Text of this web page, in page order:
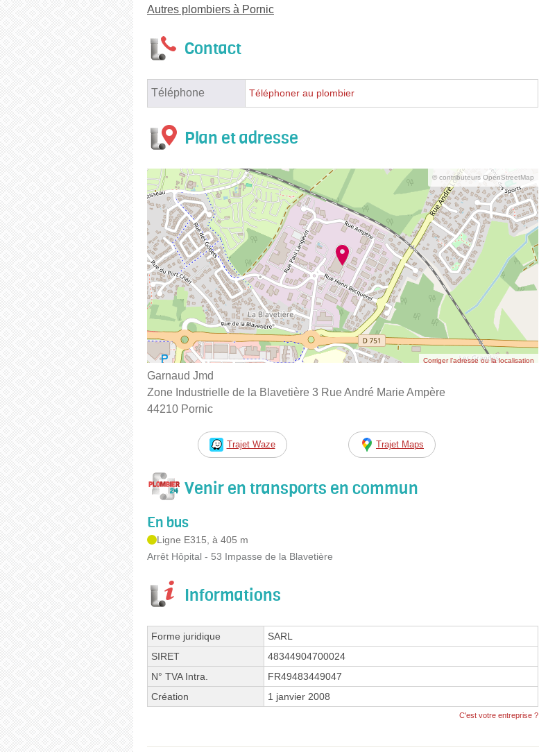
Autres plombiers à Pornic
Contact
Téléphone Téléphoner au plombier
Plan et adresse
© contributeurs OpenStreetMap
Corriger l’adresse ou la localisation
Garnaud Jmd
Zone Industrielle de la Blavetière 3 Rue André Marie Ampère
44210 Pornic
Trajet Waze Trajet Maps
Venir en transports en commun
En bus
Ligne E315, à 405 m
Arrêt Hôpital - 53 Impasse de la Blavetière
Informations
Forme juridique
SARL
SIRET
48344904700024
N° TVA Intra.
FR49483449047
Création
1 janvier 2008
C'est votre entreprise ?